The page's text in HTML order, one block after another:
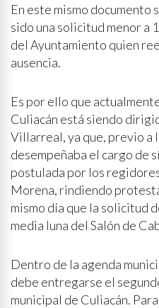
En este mismo documento
sido una solicitud menor a
del Ayuntamiento quien
ausencia.
Es por ello que
Culiacán está siendo
Villarreal, ya que, previo a
desempeñaba el cargo de
postulada por los
Morena, rindiendo
mismo día que la solicitud
media luna del Salón de
Dentro de la agenda
debe entregarse el
municipal de Culiacán.